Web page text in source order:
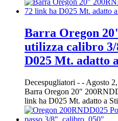
Barra Oregon
utilizza calibro 3/
D025 Mt. adatto
Decespugliatori - - Agosto
Barra Oregon 20"
link ha D025 Mt. adatto a